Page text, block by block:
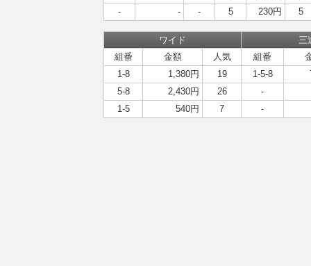
-
- - 5 230円 5
ワイド
三
組番
金額 人気 組番
1-8
1,380円 19 1-5-8
5-8
2,430円 26
-
1-5
540円 7 -